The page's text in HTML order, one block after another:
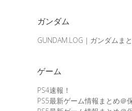
ガンダム
GUNDAM.LOG｜ガンダムま
ゲーム
PS4速報！
PS5最新ゲーム情報まとめ＠